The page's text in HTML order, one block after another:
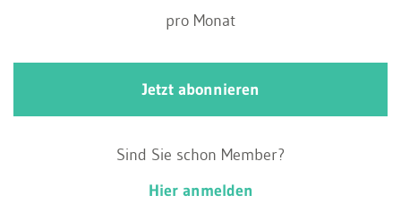
Arbeitsort und Beginn des Einsatzes
Dauer oder Kündigungsfrist
Für den Arbeitnehmer geltende Arbeitszeiten
Kosten des Verleihs, einschliesslich aller
Sozialleistungen, Zulagen, Spesen und
pro Monat
Jetzt abonnieren
Sind Sie schon Member?
Hier anmelden